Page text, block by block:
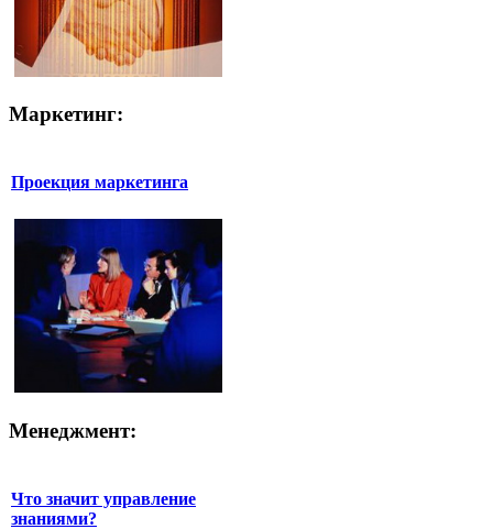
Маркетинг:
Проекция маркетинга
Менеджмент:
Что значит управление
знаниями?